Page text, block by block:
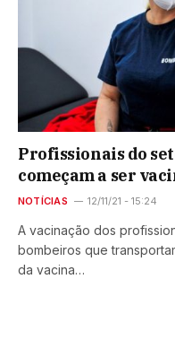
Profissionais do
começam a ser
NOTÍCIAS 12/11/21 - 15:24
A vacinação dos
bombeiros que
da vacina…